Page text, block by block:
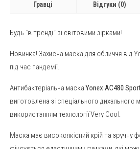
Гравці Відгуки (0)
Будь “в тренді” зі світовими зірками!
Новинка! Захисна маска для обличчя від
під час пандемії.
Антибактеріальна маска Yonex AC480
виготовлена ​​зі спеціального дихального
використанням технології Very Cool.
Маска має високоякісний крій та зручну